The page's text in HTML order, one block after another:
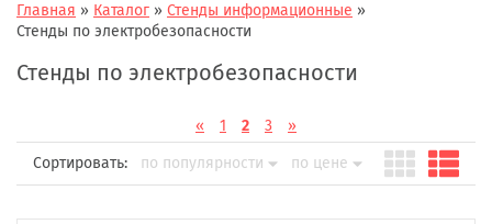
Главная » Каталог » Стенды информационные »
Стенды по электробезопасности
Стенды по электробезопасности
« 1 2 3 »
Сортировать: по популярности по цене